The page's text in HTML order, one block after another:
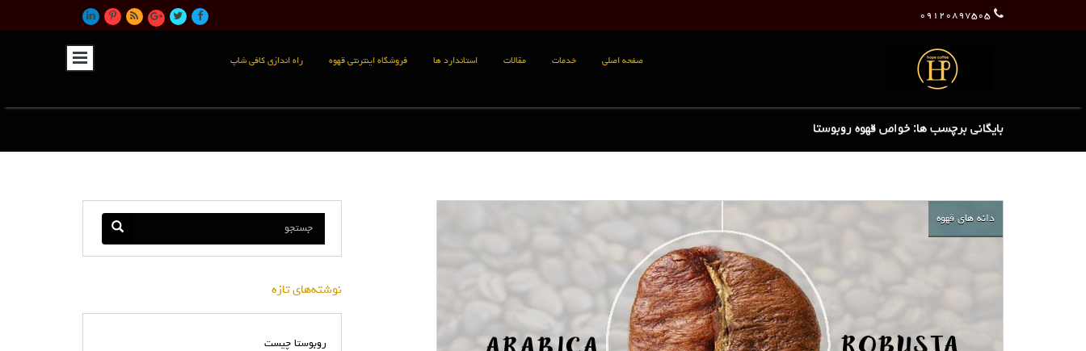
۰۹۱۲۰۸۹۷۵۰۵
صفحه اصلی خدمات مقالات استاندارد ها فروشگاه اینترنتی قهوه راه اندازی کافی شاپ
بایگانی برچسب ها: خواص قهوه روبوستا
دانه های قهوه
نوشته‌های تازه
روبوستا چیست